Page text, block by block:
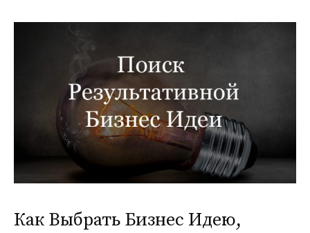
Как Выбрать Бизнес Идею,